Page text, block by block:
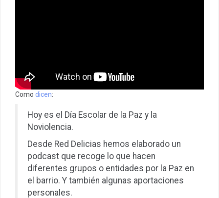
Como dicen:
Hoy es el Día Escolar de la Paz y la
Noviolencia.
Desde Red Delicias hemos elaborado un
podcast que recoge lo que hacen
diferentes grupos o entidades por la Paz en
el barrio. Y también algunas aportaciones
personales.